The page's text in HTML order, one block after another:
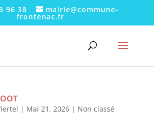
96 38 mairie@commune-
frontenac.fr
| Mai 21, 2026| Non classé